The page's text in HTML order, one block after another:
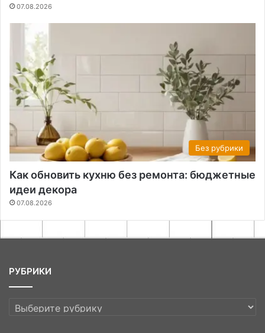
07.08.2026
Без рубрики
Как обновить кухню без ремонта: бюджетные
идеи декора
07.08.2026
РУБРИКИ
РУБРИКИ